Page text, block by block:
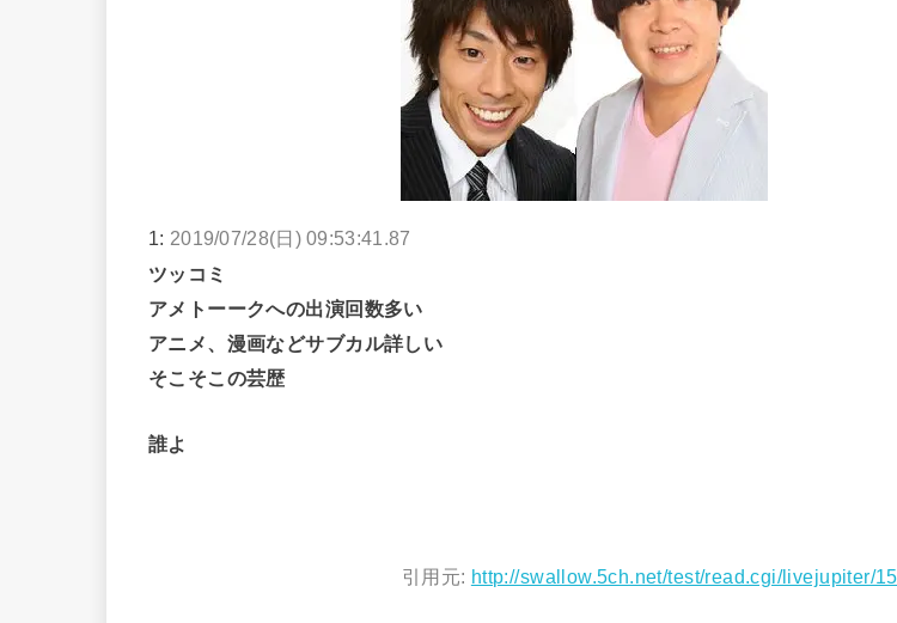
1: 2019/07/28(日) 09:53:41.87
ツッコミ
アメトーークへの出演回数多い
アニメ、漫画などサブカル詳しい
そこそこの芸歴
誰よ
引用元: http://swallow.5ch.net/test/read.cgi/livejupiter/